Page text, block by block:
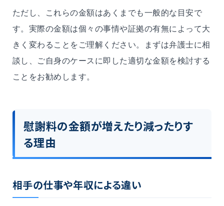
ただし、これらの金額はあくまでも一般的な目安で
す。実際の金額は個々の事情や証拠の有無によって大
きく変わることをご理解ください。まずは弁護士に相
談し、ご自身のケースに即した適切な金額を検討する
ことをお勧めします。
慰謝料の金額が増えたり減ったりす
る理由
相手の仕事や年収による違い